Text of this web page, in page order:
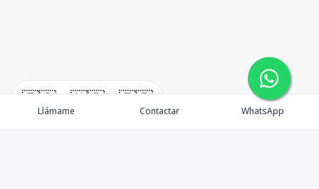
🇪🇸 🇺🇸 🇫🇷
Llámame Contactar WhatsApp